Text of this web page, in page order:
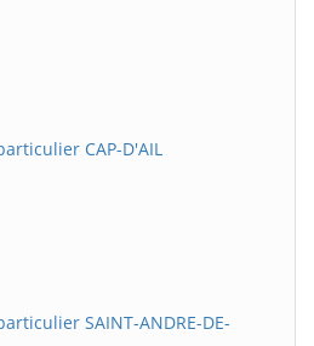
CAP-D'AIL
SAINT-ANDRE-DE-